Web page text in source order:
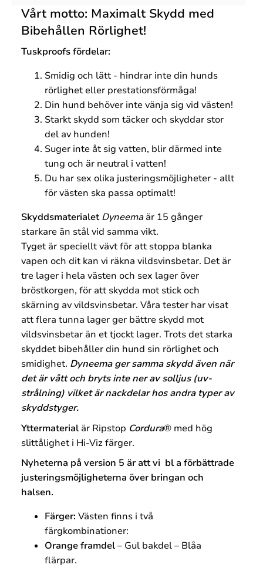
Vårt motto: Maximalt Skydd med
Bibehållen Rörlighet!
Tuskproofs fördelar:
Smidig och lätt - hindrar inte din hunds
rörlighet eller prestationsförmåga!
Din hund behöver inte vänja sig vid västen!
Starkt skydd som täcker och skyddar stor
del av hunden!
Suger inte åt sig vatten, blir därmed inte
tung och är neutral i vatten!
Du har sex olika justeringsmöjligheter - allt
för västen ska passa optimalt!
Skyddsmaterialet Dyneema är 15 gånger
starkare än stål vid samma vikt.
Tyget är speciellt vävt för att stoppa blanka
vapen och dit kan vi räkna vildsvinsbetar. Det är
tre lager i hela västen och sex lager över
bröstkorgen, för att skydda mot stick och
skärning av vildsvinsbetar. Våra tester har visat
att flera tunna lager ger bättre skydd mot
vildsvinsbetar än et tjockt lager. Trots det starka
skyddet bibehåller din hund sin rörlighet och
smidighet. Dyneema ger samma skydd även när
det är vått och bryts inte ner av solljus (uv-
strålning) vilket är nackdelar hos andra typer av
skyddstyger.
Yttermaterial är Ripstop Cordura® med hög
slittålighet i Hi-Viz färger.
Nyheterna på version 5 är att vi bl a förbättrade
justeringsmöjligheterna över bringan och
halsen.
Färger: Västen finns i två
färgkombinationer:
Orange framdel– Gul bakdel – Blåa
flärpar.